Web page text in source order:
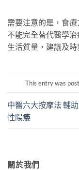
需要注意的是，食
不能完全替代醫學
生活質量，建議及
This entry was
中醫六大按摩法 輔
性陽痿
關於我們